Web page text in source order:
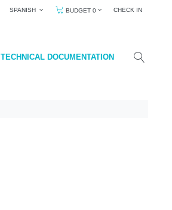
SPANISH BUDGET 0 CHECK IN
TECHNICAL DOCUMENTATION